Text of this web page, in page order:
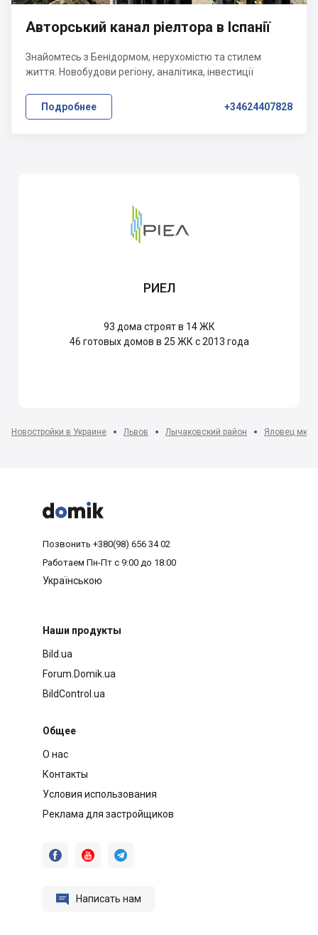
Авторський канал ріелтора в Іспанії
Знайомтесь з Бенідормом, нерухомістю та стилем
життя. Новобудови регіону, аналітика, інвестиції
Подробнее +34624407828
РИЕЛ
93 дома строят в 14 ЖК
46 готовых домов в 25 ЖК с 2013 года
Новостройки в Украине Львов Лычаковский район Яловец мкр-н



Позвонить +380(98) 656 34 02
Работаем Пн-Пт с 9:00 до 18:00
Українською
Наши продукты
Bild.ua
Forum.Domik.ua
BildControl.ua
Общее
О нас
Контакты
Условия использования
Реклама для застройщиков
  
 Написать нам